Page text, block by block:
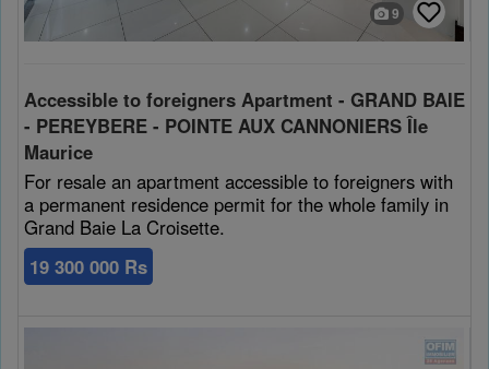
9
Accessible to foreigners Apartment - GRAND BAIE
- PEREYBERE - POINTE AUX CANNONIERS Île
Maurice
For resale an apartment accessible to foreigners with
a permanent residence permit for the whole family in
Grand Baie La Croisette.
19 300 000 Rs